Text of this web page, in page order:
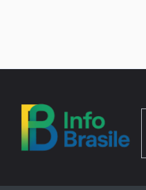
contenuto